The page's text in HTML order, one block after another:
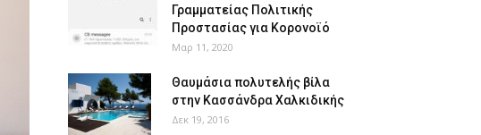
Γραμματείας Πολιτικής
Προστασίας για Κορονοϊό
Μαρ 11, 2020
Θαυμάσια πολυτελής βίλα
στην Κασσάνδρα Χαλκιδικής
Δεκ 19, 2016